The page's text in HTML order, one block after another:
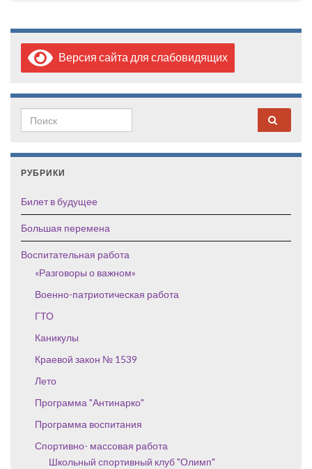
Версия сайта для слабовидящих
Search for:
РУБРИКИ
Билет в будущее
Большая перемена
Воспитательная работа
«Разговоры о важном»
Военно-патриотическая работа
ГТО
Каникулы
Краевой закон № 1539
Лето
Программа "Антинарко"
Программа воспитания
Спортивно- массовая работа
Школьный спортивный клуб "Олимп"